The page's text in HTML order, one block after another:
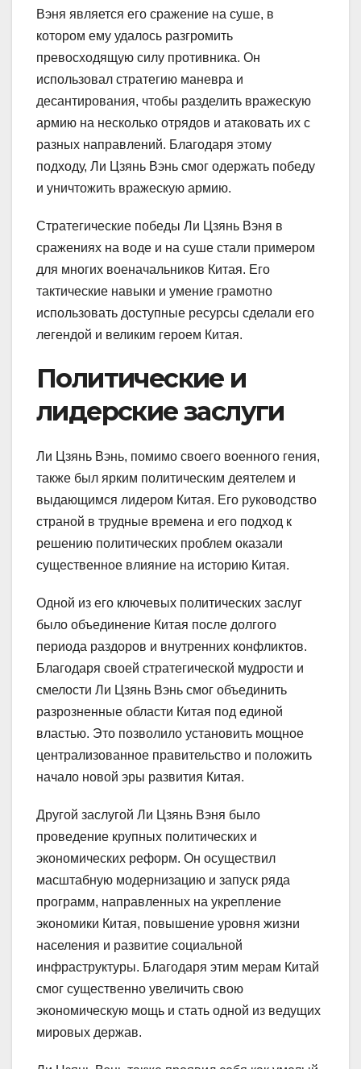
Вэня является его сражение на суше, в
котором ему удалось разгромить
превосходящую силу противника. Он
использовал стратегию маневра и
десантирования, чтобы разделить вражескую
армию на несколько отрядов и атаковать их с
разных направлений. Благодаря этому
подходу, Ли Цзянь Вэнь смог одержать победу
и уничтожить вражескую армию.
Стратегические победы Ли Цзянь Вэня в
сражениях на воде и на суше стали примером
для многих военачальников Китая. Его
тактические навыки и умение грамотно
использовать доступные ресурсы сделали его
легендой и великим героем Китая.
Политические и
лидерские заслуги
Ли Цзянь Вэнь, помимо своего военного гения,
также был ярким политическим деятелем и
выдающимся лидером Китая. Его руководство
страной в трудные времена и его подход к
решению политических проблем оказали
существенное влияние на историю Китая.
Одной из его ключевых политических заслуг
было объединение Китая после долгого
периода раздоров и внутренних конфликтов.
Благодаря своей стратегической мудрости и
смелости Ли Цзянь Вэнь смог объединить
разрозненные области Китая под единой
властью. Это позволило установить мощное
централизованное правительство и положить
начало новой эры развития Китая.
Другой заслугой Ли Цзянь Вэня было
проведение крупных политических и
экономических реформ. Он осуществил
масштабную модернизацию и запуск ряда
программ, направленных на укрепление
экономики Китая, повышение уровня жизни
населения и развитие социальной
инфраструктуры. Благодаря этим мерам Китай
смог существенно увеличить свою
экономическую мощь и стать одной из ведущих
мировых держав.